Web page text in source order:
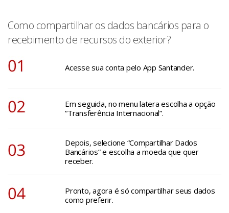
Como compartilhar os dados bancários para o
recebimento de recursos do exterior?
Acesse sua conta pelo App Santander.
Em seguida, no menu latera escolha a opção
“Transferência Internacional”.
Depois, selecione “Compartilhar Dados
Bancários” e escolha a moeda que quer
receber.
Pronto, agora é só compartilhar seus dados
como preferir.